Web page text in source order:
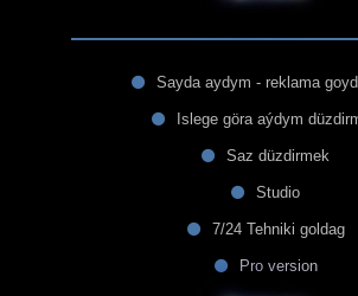
Sayda aydym - reklama
Islege göra aýdym
Saz düzdirmek
Studio
7/24 Tehniki goldag
Pro version